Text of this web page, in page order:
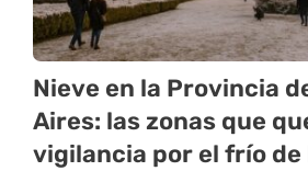
Nieve en la Provincia
Aires: las zonas que
vigilancia por el frío